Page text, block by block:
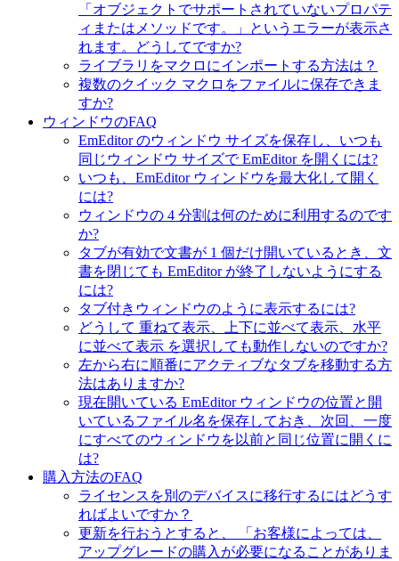
「オブジェクトでサポートされていないプロパテ
ィまたはメソッドです。」というエラーが表示さ
れます。どうしてですか?
ライブラリをマクロにインポートする方法は？
複数のクイック マクロをファイルに保存できま
すか?
ウィンドウのFAQ
EmEditor のウィンドウ サイズを保存し、いつも
同じウィンドウ サイズで EmEditor を開くには?
いつも、EmEditor ウィンドウを最大化して開く
には?
ウィンドウの 4 分割は何のために利用するのです
か?
タブが有効で文書が 1 個だけ開いているとき、文
書を閉じても EmEditor が終了しないようにする
には?
タブ付きウィンドウのように表示するには?
どうして 重ねて表示、上下に並べて表示、水平
に並べて表示 を選択しても動作しないのですか?
左から右に順番にアクティブなタブを移動する方
法はありますか?
現在開いている EmEditor ウィンドウの位置と開
いているファイル名を保存しておき、次回、一度
にすべてのウィンドウを以前と同じ位置に開くに
は?
購入方法のFAQ
ライセンスを別のデバイスに移行するにはどうす
ればよいですか？
更新を行おうとすると、 「お客様によっては、
アップグレードの購入が必要になることがありま